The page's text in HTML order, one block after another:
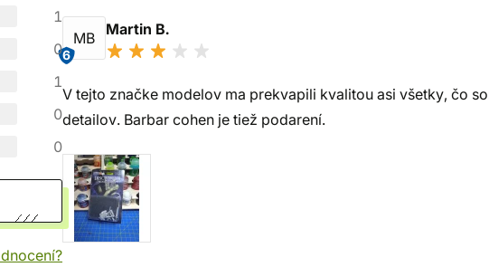
1
0
1
0
0
MB
6
Martin B.
V tejto značke modelov ma prekvapili kvalitou asi všetky, čo
detailov. Barbar cohen je tiež podarení.